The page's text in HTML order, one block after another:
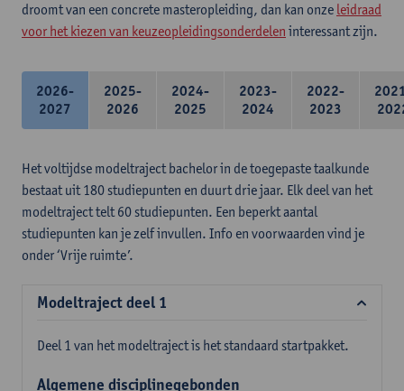
droomt van een concrete masteropleiding, dan kan onze leidraad
voor het kiezen van keuzeopleidingsonderdelen interessant zijn.
2026-
2027
2025-
2026
2024-
2025
2023-
2024
2022-
2023
Het voltijdse modeltraject bachelor in de toegepaste taalkunde
bestaat uit 180 studiepunten en duurt drie jaar. Elk deel van het
modeltraject telt 60 studiepunten. Een beperkt aantal
studiepunten kan je zelf invullen. Info en voorwaarden vind je
onder ‘Vrije ruimte’.
Modeltraject deel 1
Deel 1 van het modeltraject is het standaard startpakket.
Algemene disciplinegebonden